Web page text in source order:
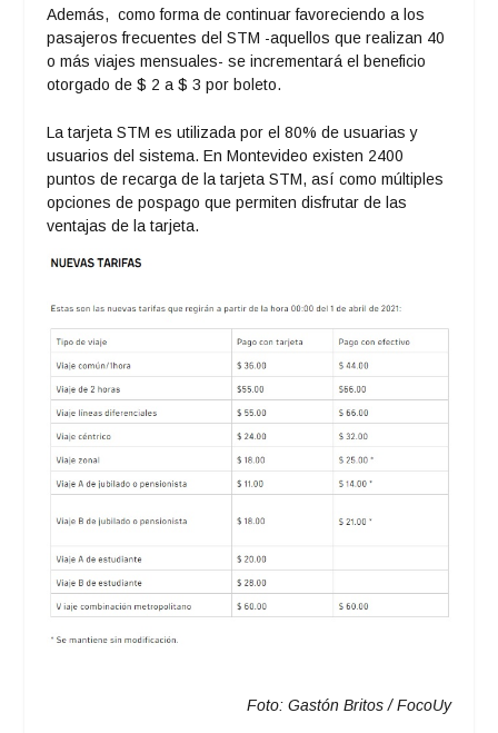
Además, como forma de continuar favoreciendo a los
pasajeros frecuentes del STM -aquellos que realizan 40
o más viajes mensuales- se incrementará el beneficio
otorgado de $ 2 a $ 3 por boleto.
La tarjeta STM es utilizada por el 80% de usuarias y
usuarios del sistema. En Montevideo existen 2400
puntos de recarga de la tarjeta STM, así como múltiples
opciones de pospago que permiten disfrutar de las
ventajas de la tarjeta.
Foto: Gastón Britos / FocoUy